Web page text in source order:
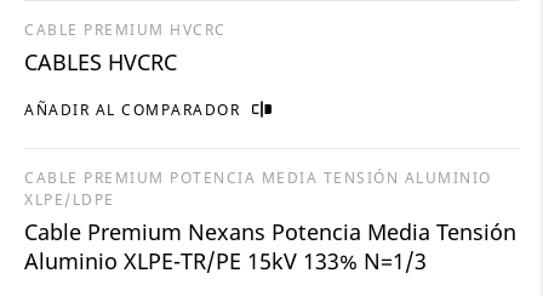
AÑADIR AL COMPARADOR
CABLE PREMIUM HVCRC
CABLES HVCRC
CABLE PREMIUM POTENCIA MEDIA TENSIÓN ALUMINIO
XLPE/LDPE
Cable Premium Nexans Potencia Media Tensión
Aluminio XLPE-TR/PE 15kV 133% N=1/3